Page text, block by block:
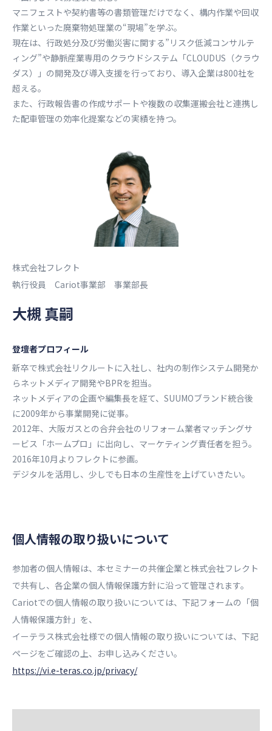
マニフェストや契約書等の書類管理だけでなく、構内作業や回収
作業といった廃棄物処理業の“現場”を学ぶ。
現在は、行政処分及び労働災害に関する”リスク低減コンサルテ
ィング”や静脈産業専用のクラウドシステム「CLOUDUS（クラウ
ダス）」の開発及び導入支援を行っており、導入企業は800社を
超える。
また、行政報告書の作成サポートや複数の収集運搬会社と連携し
た配車管理の効率化提案などの実績を持つ。
株式会社フレクト
執行役員 Cariot事業部 事業部長
大槻 真嗣
登壇者プロフィール
新卒で株式会社リクルートに⼊社し、社内の制作システム開発か
らネットメディア開発やBPRを担当。
ネットメディアの企画や編集⻑を経て、SUUMOブランド統合後
に2009年から事業開発に従事。
2012年、⼤阪ガスとの合弁会社のリフォーム業者マッチングサ
ービス「ホームプロ」に出向し、マーケティング責任者を担う。
2016年10⽉よりフレクトに参画。
デジタルを活⽤し、少しでも⽇本の⽣産性を上げていきたい。
個人情報の取り扱いについて
参加者の個人情報は、本セミナーの共催企業と株式会社フレクト
で共有し、各企業の個人情報保護方針に沿って管理されます。
Cariotでの個人情報の取り扱いについては、下記フォームの「個
人情報保護方針」を、
イーテラス株式会社様での個人情報の取り扱いについては、下記
ページをご確認の上、お申し込みください。
https://vi.e-teras.co.jp/privacy/